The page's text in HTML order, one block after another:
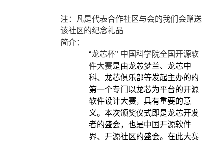
注：凡是代表合作社区与会的我们会赠送
该社区的纪念礼品
简介：
“龙芯杯” 中国科学院全国开源软
件大赛是由龙芯梦兰、龙芯中
科、龙芯俱乐部等发起主办的的
第一个专门以龙芯为平台的开源
软件设计大赛，具有重要的意
义。本次颁奖仪式即是龙芯开发
者的盛会，也是中国开源软件
界、开源社区的盛会。在此大赛